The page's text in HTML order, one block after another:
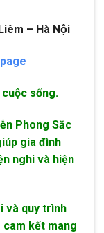
– Hà Nội
sống.
Phong Sắc
gia đình
nghi và hiện
và quy trình
cam kết mang